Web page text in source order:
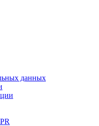
данных